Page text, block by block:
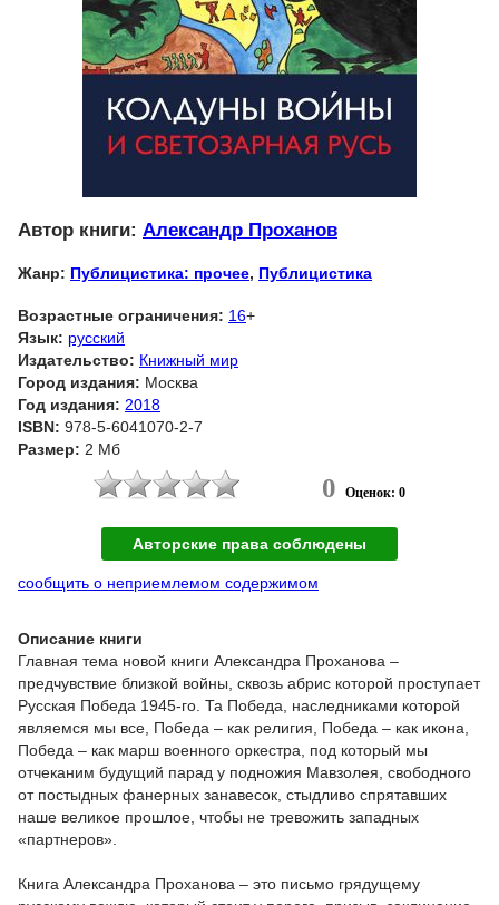
Автор книги: Александр Проханов
Жанр: Публицистика: прочее, Публицистика
Возрастные ограничения: 16+
Язык: русский
Издательство: Книжный мир
Город издания: Москва
Год издания: 2018
ISBN: 978-5-6041070-2-7
Размер: 2 Мб
0 Оценок: 0
Авторские права соблюдены
сообщить о неприемлемом содержимом
Описание книги
Главная тема новой книги Александра Проханова –
предчувствие близкой войны, сквозь абрис которой проступает
Русская Победа 1945-го. Та Победа, наследниками которой
являемся мы все, Победа – как религия, Победа – как икона,
Победа – как марш военного оркестра, под который мы
отчеканим будущий парад у подножия Мавзолея, свободного
от постыдных фанерных занавесок, стыдливо спрятавших
наше великое прошлое, чтобы не тревожить западных
«партнеров».
Книга Александра Проханова – это письмо грядущему